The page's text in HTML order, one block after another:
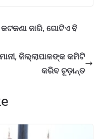
କଟକଣା ଜାରି, ଗୋଟିଏ ବି
ଜିଲ୍ଲାପାଳଙ୍କ କମିଟି
କରିବ ଚୂଡ଼ାନ୍ତ